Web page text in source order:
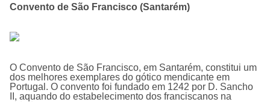
Convento de São Francisco (Santarém)
O Convento de São Francisco, em Santarém, constitui um
dos melhores exemplares do gótico mendicante em
Portugal. O convento foi fundado em 1242 por D. Sancho
II, aquando do estabelecimento dos franciscanos na